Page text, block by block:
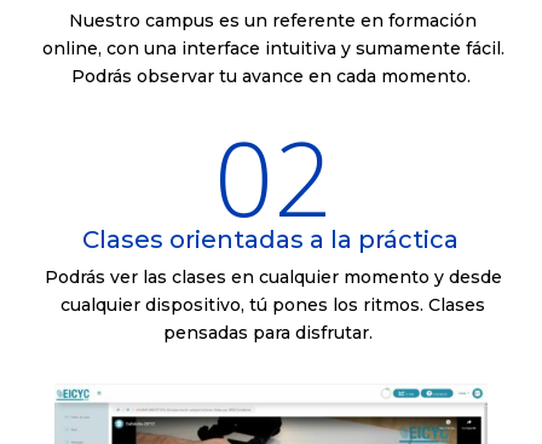
Nuestro campus es un referente en formación
online, con una interface intuitiva y sumamente fácil.
Podrás observar tu avance en cada momento.
02
Clases orientadas a la práctica
Podrás ver las clases en cualquier momento y desde
cualquier dispositivo, tú pones los ritmos. Clases
pensadas para disfrutar.